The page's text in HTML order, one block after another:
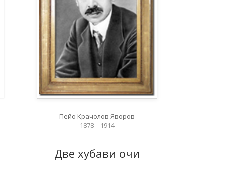
Пейо Крачолов Яворов
1878 – 1914
Две хубави очи